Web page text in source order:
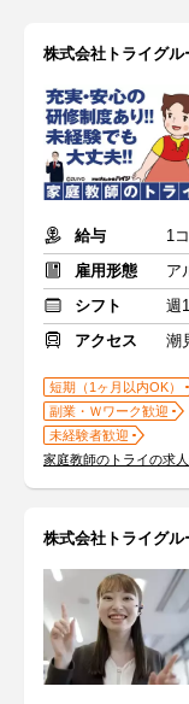
株式会社トライグ
給与
1
雇用形態
ア
シフト
週
アクセス
潮
短期（1ヶ月以内OK）
副業・Ｗワーク歓迎
未経験者歓迎
家庭教師のトライの求
株式会社トライグ